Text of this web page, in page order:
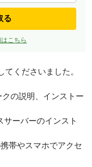
る
こちら
くださいました。
の説明、インストー
ーバーのインスト
帯やスマホでアクセ